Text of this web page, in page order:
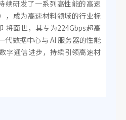
续研发了一系列高性能的高速
，成为高速材料领域的行业标
将面世，其专为224Gbps超高
代数据中心与 AI 服务器的性能
字通信进步，持续引领高速材